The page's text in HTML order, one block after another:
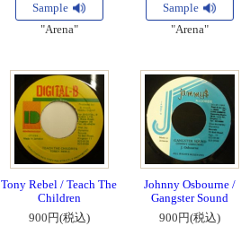
Sample
"Arena"
Sample
"Arena"
Tony Rebel / Teach The
Children
900円(税込)
Johnny Osbourne /
Gangster Sound
900円(税込)